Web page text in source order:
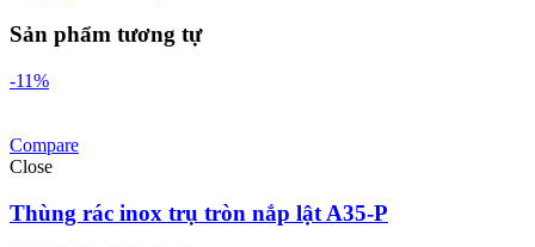
Sản phẩm tương tự
-11%
Compare
Close
Thùng rác inox trụ tròn nắp lật A35-P